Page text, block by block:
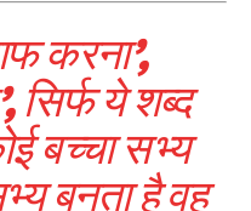
करना’,
सिर्फ ये शब्द
बच्चा सभ्य
बनता है वह